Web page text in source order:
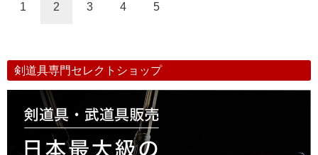
1 2 3 4 5
剣道具専門セレクトショップ